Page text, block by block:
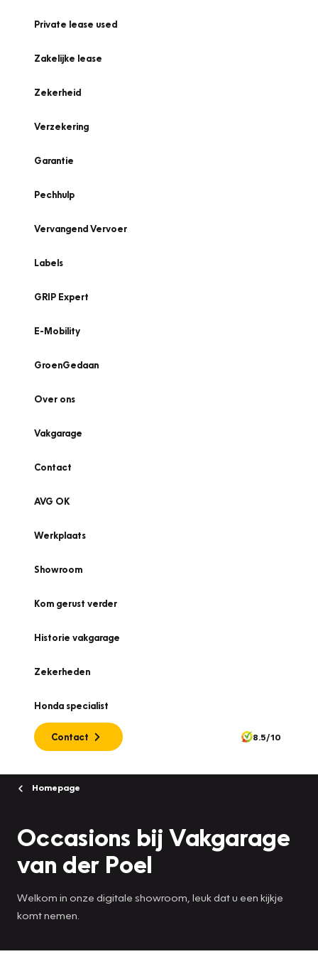
Private lease used
Zakelijke lease
Zekerheid
Verzekering
Garantie
Pechhulp
Vervangend Vervoer
Labels
GRIP Expert
E-Mobility
GroenGedaan
Over ons
Vakgarage
Contact
AVG OK
Werkplaats
Showroom
Kom gerust verder
Historie vakgarage
Zekerheden
Honda specialist
Contact 8.5/10
Homepage
Occasions bij Vakgarage
van der Poel
Welkom in onze digitale showroom, leuk dat u een kijkje
komt nemen.